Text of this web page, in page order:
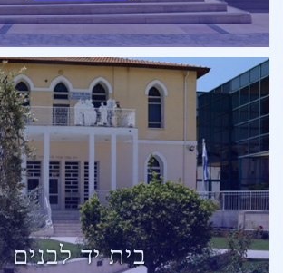
בית יד לבנים